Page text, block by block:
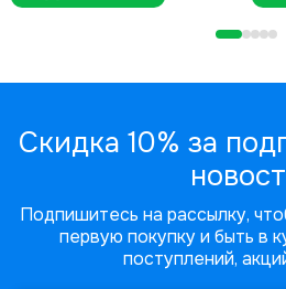
Скидка 10% за
Подпишитесь на рассылку,
первую покупку и быть в
поступлений,